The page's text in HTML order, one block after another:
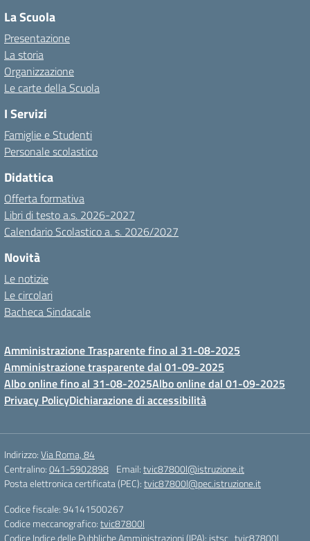
La Scuola
Presentazione
La storia
Organizzazione
Le carte della Scuola
I Servizi
Famiglie e Studenti
Personale scolastico
Didattica
Offerta formativa
Libri di testo a.s. 2026-2027
Calendario Scolastico a. s. 2026/2027
Novità
Le notizie
Le circolari
Bacheca Sindacale
Amministrazione Trasparente fino al 31-08-2025
Amministrazione trasparente dal 01-09-2025
Albo online fino al 31-08-2025Albo online dal 01-09-2025
Privacy PolicyDichiarazione di accessibilità
Indirizzo:Via Roma, 84
Centralino:041-5902898 Email:tvic87800l@istruzione.it
Posta elettronica certificata (PEC):tvic87800l@pec.istruzione.it
Codice fiscale: 94141500267
Codice meccanografico:tvic87800l
Codice Indice delle Pubbliche Amministrazioni (IPA): istsc_tvic87800l